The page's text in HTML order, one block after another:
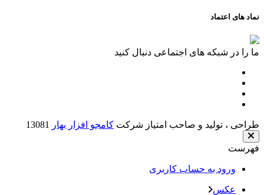
نماد های اعتماد
ما را در شبکه های اجتماعی دنبال کنید
طراحی ، تولید و صاحب امتیاز شرکت کامجو افزار بهار
فهرست
ورود به حساب کاربری
عکس